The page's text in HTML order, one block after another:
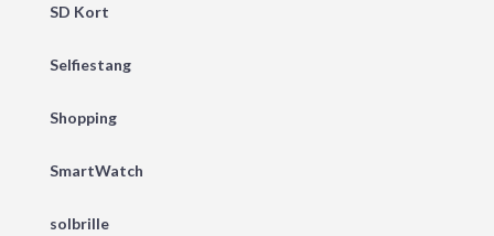
SD Kort
Selfiestang
Shopping
SmartWatch
solbrille